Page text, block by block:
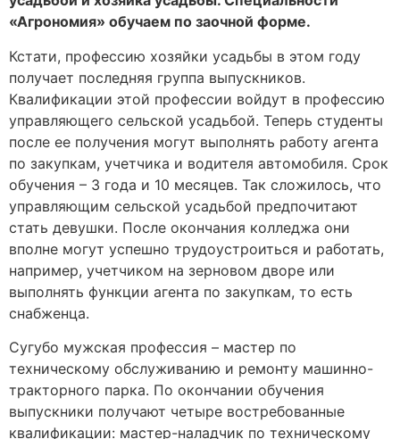
«Агрономия» обучаем по заочной форме.
Кстати, профессию хозяйки усадьбы в этом году
получает последняя группа выпускников.
Квалификации этой профессии войдут в профессию
управляющего сельской усадьбой. Теперь студенты
после ее получения могут выполнять работу агента
по закупкам, учетчика и водителя автомобиля. Срок
обучения – 3 года и 10 месяцев. Так сложилось, что
управляющим сельской усадьбой предпочитают
стать девушки. После окончания колледжа они
вполне могут успешно трудоустроиться и работать,
например, учетчиком на зерновом дворе или
выполнять функции агента по закупкам, то есть
снабженца.
Сугубо мужская профессия – мастер по
техническому обслуживанию и ремонту машинно-
тракторного парка. По окончании обучения
выпускники получают четыре востребованные
квалификации: мастер-наладчик по техническому